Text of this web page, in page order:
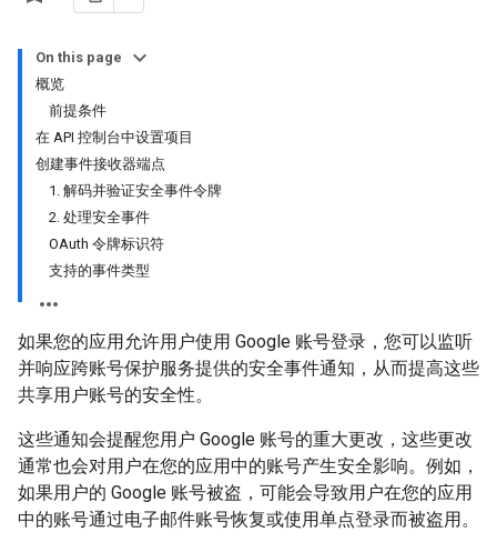
On this page
概览
前提条件
在 API 控制台中设置项目
创建事件接收器端点
1. 解码并验证安全事件令牌
2. 处理安全事件
OAuth 令牌标识符
支持的事件类型
如果您的应用允许用户使用 Google 账号登录，您可以监听
并响应跨账号保护服务提供的安全事件通知，从而提高这些
共享用户账号的安全性。
这些通知会提醒您用户 Google 账号的重大更改，这些更改
通常也会对用户在您的应用中的账号产生安全影响。例如，
如果用户的 Google 账号被盗，可能会导致用户在您的应用
中的账号通过电子邮件账号恢复或使用单点登录而被盗用。